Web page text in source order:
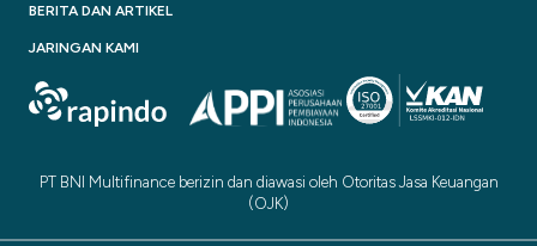
BERITA DAN ARTIKEL
JARINGAN KAMI
PT BNI Multifinance berizin dan diawasi oleh Otoritas Jasa Keuangan
(OJK)